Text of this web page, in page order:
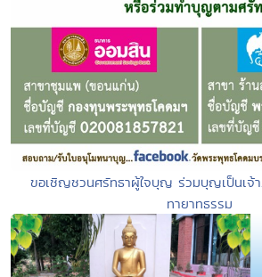
ขอเชิญชวนศรัทธาผู้ใจบุญ ร่วมบุญเป็นเจ้
ทายาทธรรม